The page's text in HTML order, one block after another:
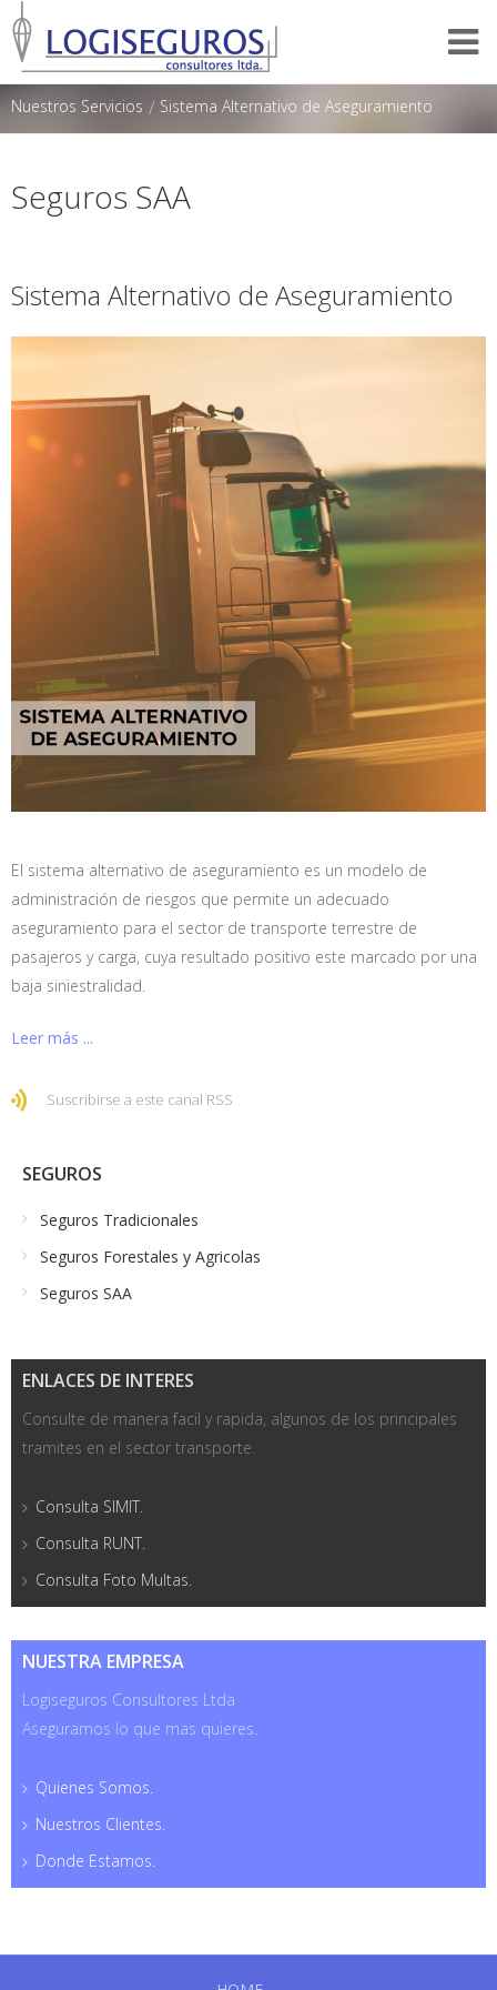
Nuestros Servicios / Sistema Alternativo de Aseguramiento
Seguros SAA
Sistema Alternativo de Aseguramiento
El sistema alternativo de aseguramiento es un modelo de
administración de riesgos que permite un adecuado
aseguramiento para el sector de transporte terrestre de
pasajeros y carga, cuya resultado positivo este marcado por una
baja siniestralidad.
Leer más ...
Suscribirse a este canal RSS
SEGUROS
Seguros Tradicionales
Seguros Forestales y Agricolas
Seguros SAA
ENLACES DE INTERES
Consulte de manera facil y rapida, algunos de los principales
tramites en el sector transporte.
Consulta SIMIT.
Consulta RUNT.
Consulta Foto Multas.
NUESTRA EMPRESA
Logiseguros Consultores Ltda
Aseguramos lo que mas quieres.
Quienes Somos.
Nuestros Clientes.
Donde Estamos.